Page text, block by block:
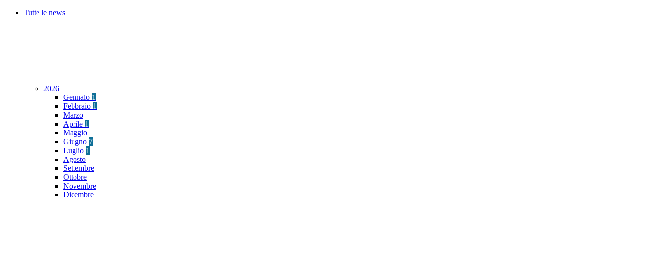
Tutte le news
2026
Gennaio 1
Febbraio 1
Marzo
Aprile 1
Maggio
Giugno 7
Luglio 1
Agosto
Settembre
Ottobre
Novembre
Dicembre